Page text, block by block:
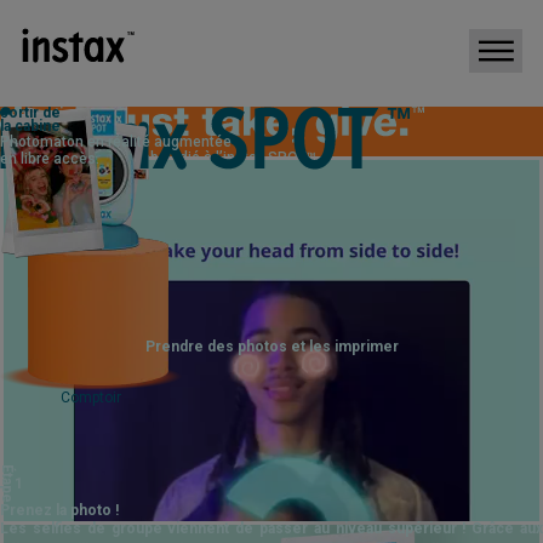
sortir de
la cabine
Photomaton en réalité augmentée
en libre accès.
Comptoir
Information
15/05/2026
Nouveau
Lancement du site Web dédié à l’instax SPOT™
Qu'est-
ce qu'
instax SPOT™ est
notre nouveau photomaton instax™ !
・ Prenez des photos avec des effets de réalité augmentée et imprimez-les
・ Imprimez des images depuis votre smartphone
Amusez-vous encore plus avec vos amis
Immortalisez vos moments en un clin d'œil avec les photos instax
Take a photo & print
Take a photo & print
Take a photo & print
Take a photo & print
Take a photo & print
Take a photo & print
Take a photo & print
Take a photo & print
Take a photo & print
Take a photo & print
Take a photo & print
Take a photo & print
Prendre des photos et les imprimer
Prenez une photo
et imprimez-la
Prenez la photo !
Les selfies de groupe viennent de passer au niveau supérieur ! Grâce aux